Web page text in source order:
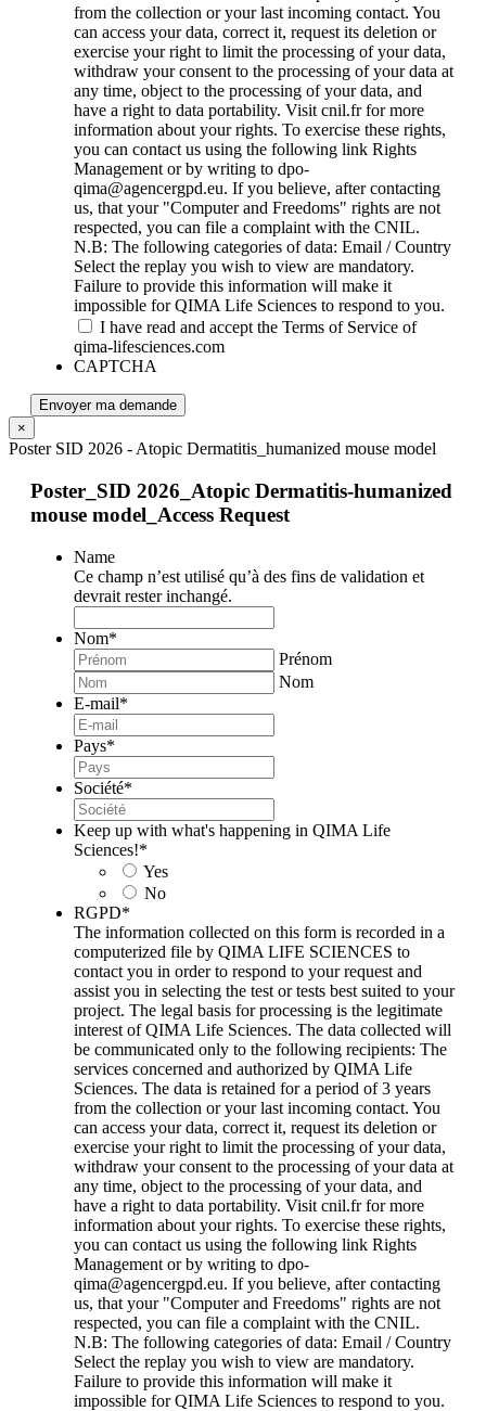
from the collection or your last incoming contact. You
can access your data, correct it, request its deletion or
exercise your right to limit the processing of your data,
withdraw your consent to the processing of your data at
any time, object to the processing of your data, and
have a right to data portability. Visit cnil.fr for more
information about your rights. To exercise these rights,
you can contact us using the following link Rights
Management or by writing to dpo-
qima@agencergpd.eu. If you believe, after contacting
us, that your "Computer and Freedoms" rights are not
respected, you can file a complaint with the CNIL.
N.B: The following categories of data: Email / Country
Select the replay you wish to view are mandatory.
Failure to provide this information will make it
impossible for QIMA Life Sciences to respond to you.
I have read and accept the Terms of Service of
qima-lifesciences.com
CAPTCHA
Envoyer ma demande
×
Poster SID 2026 - Atopic Dermatitis_humanized mouse model
Poster_SID 2026_Atopic Dermatitis-humanized
mouse model_Access Request
Name
Ce champ n’est utilisé qu’à des fins de validation et
devrait rester inchangé.
Nom*
Prénom
Nom
E-mail*
Pays*
Société*
Keep up with what's happening in QIMA Life
Sciences!*
Yes
No
RGPD*
The information collected on this form is recorded in a
computerized file by QIMA LIFE SCIENCES to
contact you in order to respond to your request and
assist you in selecting the test or tests best suited to your
project. The legal basis for processing is the legitimate
interest of QIMA Life Sciences. The data collected will
be communicated only to the following recipients: The
services concerned and authorized by QIMA Life
Sciences. The data is retained for a period of 3 years
from the collection or your last incoming contact. You
can access your data, correct it, request its deletion or
exercise your right to limit the processing of your data,
withdraw your consent to the processing of your data at
any time, object to the processing of your data, and
have a right to data portability. Visit cnil.fr for more
information about your rights. To exercise these rights,
you can contact us using the following link Rights
Management or by writing to dpo-
qima@agencergpd.eu. If you believe, after contacting
us, that your "Computer and Freedoms" rights are not
respected, you can file a complaint with the CNIL.
N.B: The following categories of data: Email / Country
Select the replay you wish to view are mandatory.
Failure to provide this information will make it
impossible for QIMA Life Sciences to respond to you.